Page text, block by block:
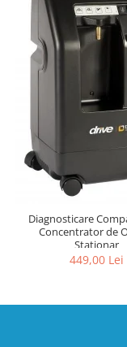
Diagnosticare
Concentrator de
Stationar
449,00 Lei